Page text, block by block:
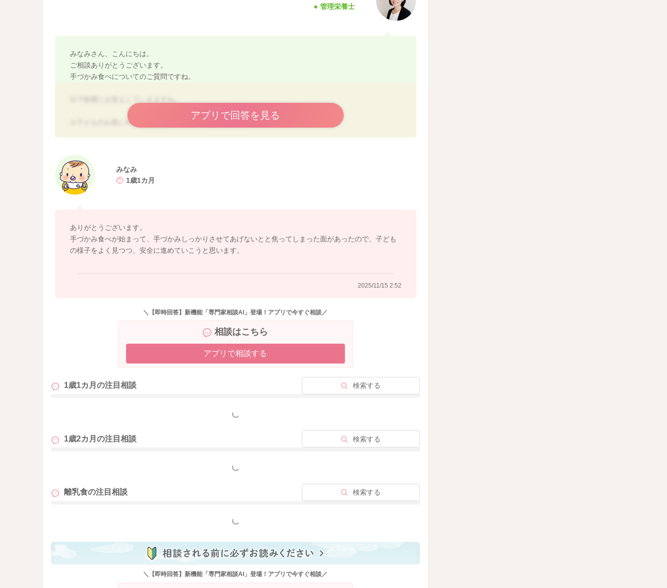
管理栄養士
みなみさん、こんにちは。
ご相談ありがとうございます。
手づかみ食べについてのご質問ですね。
①子どものお皿に何をのせるかについて
この時期はまだ「全部のお皿を前に置くとひっくり返す・遊ぶ」が普通です。
食べられる量が減ると、親も子もストレスになりますし、お子さんが選びやすい食材だけを置くほうが、
手づかみも集中しやすいですよ。
慣れてきたら、少しずつ「種類を増やす」くらいのイメージでOKです。
⇒スティック状が危ないというより、今は「かじり取りの力」がまだ弱い時期なので、形状を調整した方
が安心です。
という３つが重なった状態と考えられます。
スティックであげたい場合のポイントとしては、
・指で軽くつまむだけで “ほろっ” と折れるやわらかさ
・長さは5〜6cm（お子さんの口幅より長め）
まだかじり取りが難しいお子さんには、一口大に切ってお皿に置く方が安全な場合も多いです。
特に「口に入れすぎる」タイプのお子さんには、一口サイズの方が食べやすく、むせるリスクが減ります
ので、無理せずお子さんのご様子をよく観察しながらすすめてみてくださいね。
アプリで回答を見る
みなみ
1歳1カ月
ありがとうございます。
手づかみ食べが始まって、手づかみしっかりさせてあげないとと焦ってしまった面があったので、子ども
の様子をよく見つつ、安全に進めていこうと思います。
2025/11/15 2:52
＼【即時回答】新機能「専門家相談AI」登場！アプリで今すぐ相談／
相談はこちら
アプリで相談する
1歳1カ月の注目相談 検索する
もっと見る
1歳2カ月の注目相談 検索する
もっと見る
離乳食の注目相談 検索する
もっと見る
＼【即時回答】新機能「専門家相談AI」登場！アプリで今すぐ相談／